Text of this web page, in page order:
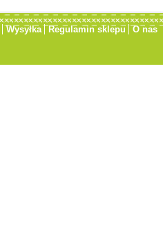
Wysyłka Regulamin sklepu O nas